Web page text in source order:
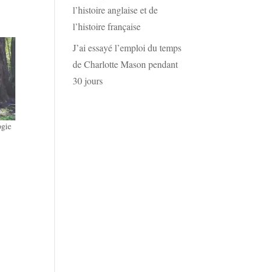
l’histoire anglaise et de
l’histoire française
J’ai essayé l’emploi du temps
de Charlotte Mason pendant
30 jours